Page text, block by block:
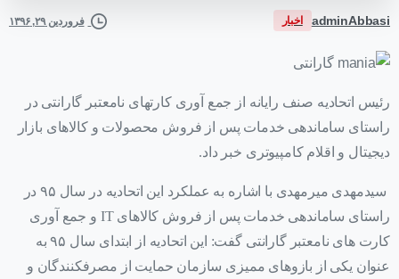
adminAbbasi اخبار فروردین ۲۹, ۱۳۹۶
رئیس اتحادیه صنف رایانه از جمع آوری کارتهای نامعتبر گارانتی در
راستای ساماندهی خدمات پس از فروش محصولات و کالاهای بازار
دیجیتال و اقلام کامپیوتری خبر داد.
سیدمهدی میرمهدی با اشاره به عملکرد این اتحادیه در سال ۹۵ در
راستای ساماندهی خدمات پس از فروش کالاهای IT و جمع آوری
کارت های نامعتبر گارانتی گفت: این اتحادیه از ابتدای سال ۹۵ به
عنوان یکی از بازوهای ممیزی سازمان حمایت از مصرف‎کنندگان و